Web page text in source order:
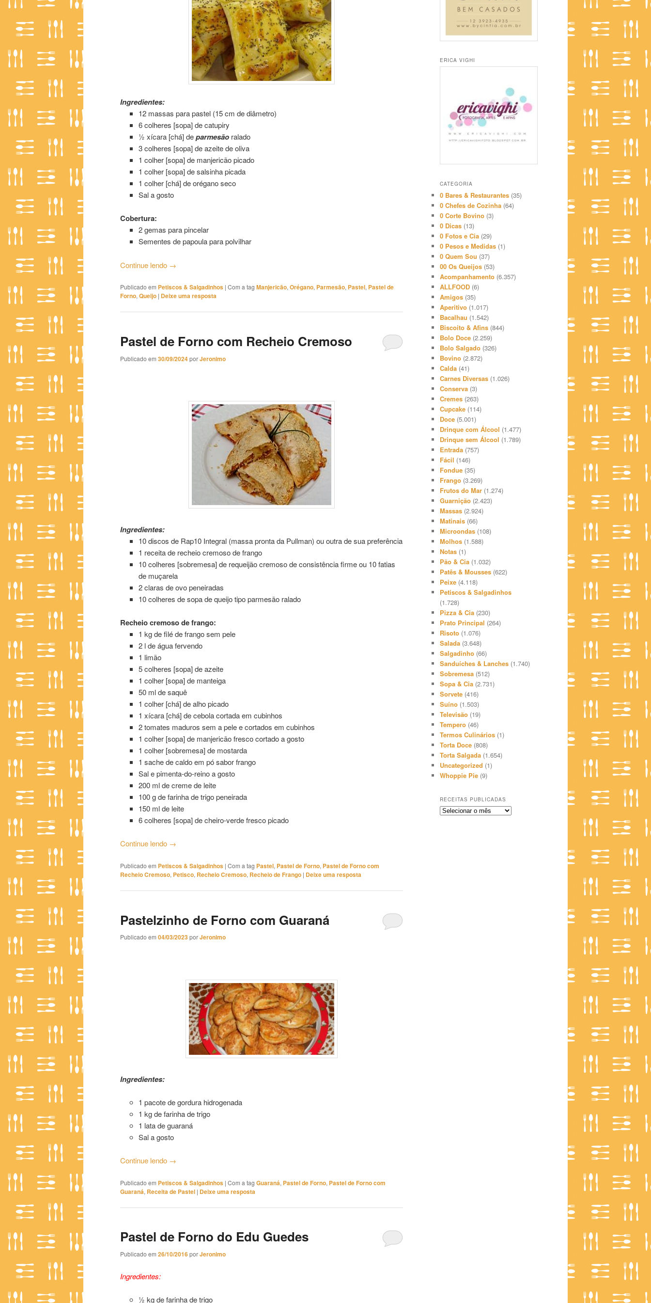
Ingredientes:
12 massas para pastel (15 cm de diâmetro)
6 colheres [sopa] de catupiry
½ xícara [chá] deparmesãoralado
3 colheres [sopa] de azeite de oliva
1 colher [sopa] de manjericão picado
1 colher [sopa] de salsinha picada
1 colher [chá] de orégano seco
Sal a gosto
Cobertura:
2 gemas para pincelar
Sementes de papoula para polvilhar
Continue lendo →
Publicado em Petiscos & Salgadinhos | Com a tag Manjericão, Orégano, Parmesão, Pastel, Pastel de
Forno, Queijo | Deixe uma resposta
Pastel de Forno com Recheio Cremoso
Publicado em 30/09/2024porJeronimo
Ingredientes:
10 discos de Rap10 Integral (massa pronta da Pullman) ou outra de sua preferência
1 receita de recheio cremoso de frango
10 colheres [sobremesa] de requeijão cremoso de consistência firme ou 10 fatias
de muçarela
2 claras de ovo peneiradas
10 colheres de sopa de queijo tipo parmesão ralado
Recheio cremoso de frango:
1 kg de filé de frango sem pele
2 l de água fervendo
1 limão
5 colheres [sopa] de azeite
1 colher [sopa] de manteiga
50 ml de saquê
1 colher [chá] de alho picado
1 xícara [chá] de cebola cortada em cubinhos
2 tomates maduros sem a pele e cortados em cubinhos
1 colher [sopa] de manjericão fresco cortado a gosto
1 colher [sobremesa] de mostarda
1 sache de caldo em pó sabor frango
Sal e pimenta-do-reino a gosto
200 ml de creme de leite
100 g de farinha de trigo peneirada
150 ml de leite
6 colheres [sopa] de cheiro-verde fresco picado
Continue lendo →
Publicado em Petiscos & Salgadinhos | Com a tag Pastel, Pastel de Forno, Pastel de Forno com
Recheio Cremoso, Petisco, Recheio Cremoso, Recheio de Frango | Deixe uma resposta
Pastelzinho de Forno com Guaraná
Publicado em 04/03/2023porJeronimo
Ingredientes:
1 pacote de gordura hidrogenada
1 kg de farinha de trigo
1 lata de guaraná
Sal a gosto
Continue lendo →
Publicado em Petiscos & Salgadinhos | Com a tag Guaraná, Pastel de Forno, Pastel de Forno com
Guaraná, Receita de Pastel | Deixe uma resposta
Pastel de Forno do Edu Guedes
Publicado em 26/10/2016porJeronimo
Ingredientes:
½ kg de farinha de trigo
ERICA VIGHI
CATEGORIA
0 Bares & Restaurantes (35)
0 Chefes de Cozinha (64)
0 Corte Bovino (3)
0 Dicas (13)
0 Fotos e Cia (29)
0 Pesos e Medidas (1)
0 Quem Sou (37)
00 Os Queijos (53)
Acompanhamento (6.357)
ALLFOOD (6)
Amigos (35)
Aperitivo (1.017)
Bacalhau (1.542)
Biscoito & Afins (844)
Bolo Doce (2.259)
Bolo Salgado (326)
Bovino (2.872)
Calda (41)
Carnes Diversas (1.026)
Conserva (3)
Cremes (263)
Cupcake (114)
Doce (5.001)
Drinque com Álcool (1.477)
Drinque sem Álcool (1.789)
Entrada (757)
Fácil (146)
Fondue (35)
Frango (3.269)
Frutos do Mar (1.274)
Guarnição (2.423)
Massas (2.924)
Matinais (66)
Microondas (108)
Molhos (1.588)
Notas (1)
Pão & Cia (1.032)
Patês & Mousses (622)
Peixe (4.118)
Petiscos & Salgadinhos
(1.728)
Pizza & Cia (230)
Prato Principal (264)
Risoto (1.076)
Salada (3.648)
Salgadinho (66)
Sanduíches & Lanches (1.740)
Sobremesa (512)
Sopa & Cia (2.731)
Sorvete (416)
Suíno (1.503)
Televisão (19)
Tempero (46)
Termos Culinários (1)
Torta Doce (808)
Torta Salgada (1.654)
Uncategorized (1)
Whoppie Pie (9)
RECEITAS PUBLICADAS
Receitas